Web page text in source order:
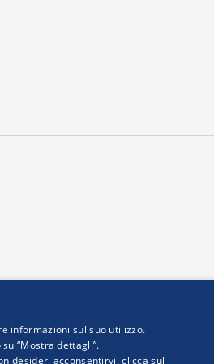
informazioni sul suo utilizzo.
“Mostra dettagli”.
desideri acconsentirvi, clicca sul